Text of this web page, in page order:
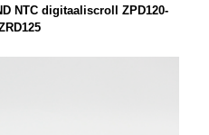
NTC digitaaliscroll ZPD120-